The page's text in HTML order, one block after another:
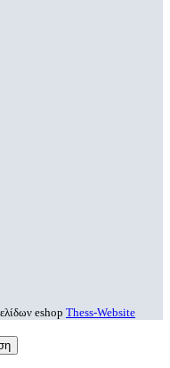
eshop Thess-Website